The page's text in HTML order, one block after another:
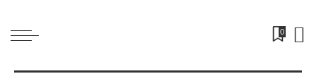
0